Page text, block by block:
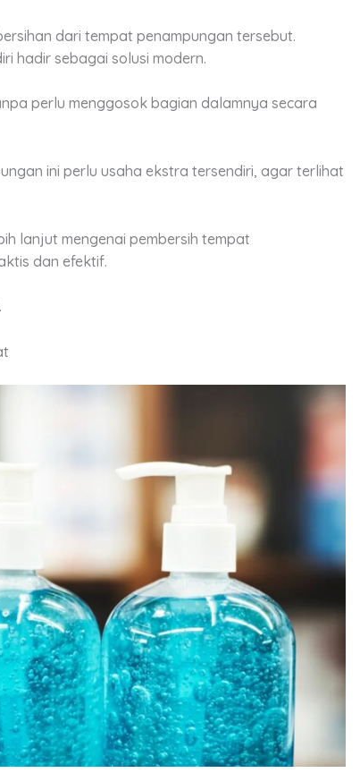
dari tempat penampungan tersebut.
hadir sebagai solusi modern.
perlu menggosok bagian dalamnya secara
ini perlu usaha ekstra tersendiri, agar terlihat
lanjut mengenai pembersih tempat
dan efektif.